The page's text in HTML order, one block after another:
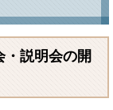
・説明会の開